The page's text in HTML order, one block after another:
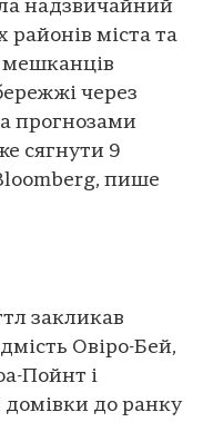
надзвичайний
міста та
мешканців
через
прогнозами
сягнути 9
пише
закликав
Овіро-Бей,
Пойнт і
до ранку